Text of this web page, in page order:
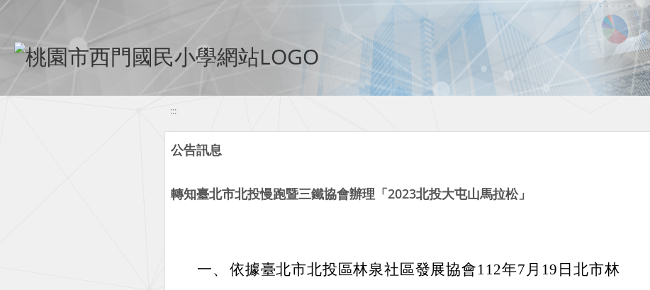
移至網頁之主要內容區位置
:::
公告訊息
轉知臺北市北投慢跑暨三鐵協會辦理「2023北投大屯山馬拉松」
一、 依據臺北市北投區林泉社區發展協會112年7月19日北市林